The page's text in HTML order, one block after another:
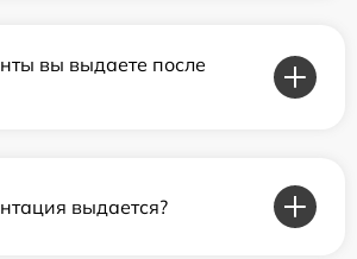
вы выдаете после
выдается?